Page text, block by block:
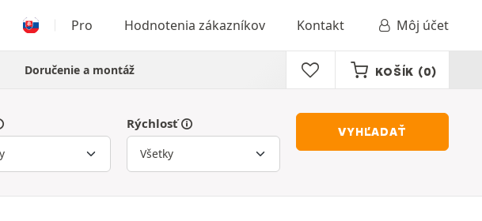
Pro Hodnotenia zákazníkov Kontakt Môj účet
Doručenie a montáž KOŠÍK (0)
Rýchlosť
VYHĽADAŤ